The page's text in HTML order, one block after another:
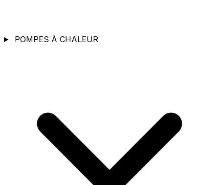
POMPES À CHALEUR